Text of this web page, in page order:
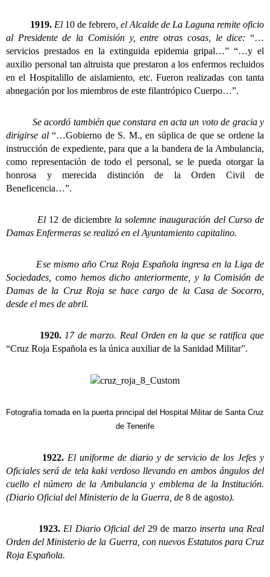
1919. El 10 de febrero , el Alcalde de La Laguna remite oficio
al Presidente de la Comisión y, entre otras cosas, le dice: “…
servicios prestados en la extinguida epidemia gripal…” “…y el
auxilio personal tan altruista que prestaron a los enfermos recluidos
en el Hospitalillo de aislamiento, etc. Fueron realizadas con tanta
abnegación por los miembros de este filantrópico Cuerpo…”.
Se acordó también que constara en acta un voto de gracia y
dirigirse al “…Gobierno de S. M., en súplica de que se ordene la
instrucción de expediente, para que a la bandera de la Ambulancia,
como representación de todo el personal, se le pueda otorgar la
honrosa y merecida distinción de la Orden Civil de
Beneficencia…”.
El 12 de diciembre la solemne inauguración del Curso de
Damas Enfermeras se realizó en el Ayuntamiento capitalino.
Ese mismo año Cruz Roja Española ingresa en la Liga de
Sociedades, como hemos dicho anteriormente, y la Comisión de
Damas de la Cruz Roja se hace cargo de la Casa de Socorro,
desde el mes de abril.
1920.17 de marzo. Real Orden en la que se ratifica que
“Cruz Roja Española es la única auxiliar de la Sanidad Militar”.
Fotografía tomada en la puerta principal del Hospital Militar de Santa Cruz
de Tenerife
1922. El uniforme de diario y de servicio de los Jefes y
Oficiales será de tela kaki verdoso llevando en ambos ángulos del
cuello el número de la Ambulancia y emblema de la Institución.
(Diario Oficial del Ministerio de la Guerra, de 8 de agosto).
1923. El Diario Oficial del 29 de marzo inserta una Real
Orden del Ministerio de la Guerra, con nuevos Estatutos para Cruz
Roja Española.